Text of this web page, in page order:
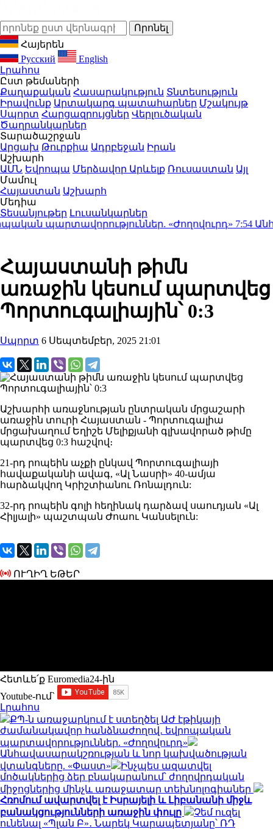
Հայերեն
Русский
English
Լրահոս
Ըստ թեմաների
Քաղաքական Հասարակություն Տնտեսություն
Իրավունք Արտակարգ պատահարներ Մշակույթ
Սպորտ Հարցազրույցներ Վերլուծական
Ծաղրանկարներ
Տարածաշրջան
Արցախ Թուրքիա Ադրբեջան Իրան
Աշխարհ
ԱՄՆ Եվրոպա Մերձավոր Արևելք Ռուսաստան Այլ
Մամուլ
Հայաստան Աշխարհ
Մեդիա
Տեսանյութեր Լուսանկարներ
պարտավորություններ. «Ժողովուրդ»7:54
Հայաստանի թիմն
առաջին կեսում պարտվեց
Պորտուգալիային՝ 0:3
Սպորտ 6 Սեպտեմբեր, 2025 21:01
Աշխարհի առաջնության ընտրական մրցաշարի
առաջին տուրի Հայաստան - Պորտուգալիա
մրցախաղում Եղիշե Մելիքյանի գլխավորած թիմը
պարտվեց 0:3 հաշվով։
21-րդ րոպեին աչքի ընկավ Պորտուգալիայի
հավաքականի ավագ, «Ալ Նասրի» 40-ամյա
հարձակվող Կրիշտիանու Ռոնալդուն:
32-րդ րոպեին գոլի հեղինակ դարձավ սաուդյան «Ալ
Հիլյալի» պաշտպան Ժոաու Կանսելուն:
ՈՒՂԻՂ ԵԹԵՐ
Հետևե՛ք Euromedia24-ին
Youtube-ում`
Լրահոս
ՔՊ-ն առաջարկում է ստեղծել ԱԺ էթիկայի
ժամանակավոր հանձնաժողով․ եվրոպական
պարտավորություններ. «Ժողովուրդ»
Անհավասարակշռության և նոր կախվածության
վտանգները. «Փաստ»
Ինչպես ազատվել
մոծակներից ձեր բնակարանում՝ ժողովրդական
միջոցներից մինչև առաջատար տեխնոլոգիաներ
Հռոմում ավարտվել է Իսրայելի և Լիբանանի միջև
բանակցությունների առաջին փուլը
Չեմ ուզել
ունենալ «Պլան Բ»․ Նարեկ Կարապետյանը՝ ՌԴ